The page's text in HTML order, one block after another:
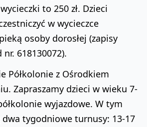
to 250 zł. Dzieci
w wycieczce
osoby dorosłej (zapisy
618130072).
Półkolonie z Ośrodkiem
Zapraszamy dzieci w wieku 7-
wyjazdowe. W tym
tygodniowe turnusy: 13-17